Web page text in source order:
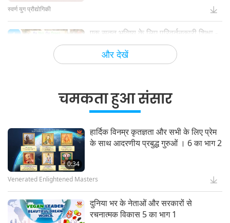
और देखें
स्वर्ण युग प्रौद्योगिकी
4
एक सतत भविष्य के लिए परिवर्तनकारी शिक्षा -
वीगन स्कूल भोजन विकल्प, 2 का भाग 1
Holy Songs - Blessings of Ireland
दुनिया भर में सांस्कृतिक चिन्ह
चमकता हुआ संसार
0:34
हार्दिक विनम्र कृतज्ञता और सभी के लिए प्रेम
के साथ आदरणीय प्रबुद्ध गुरुओं । 6 का भाग 2
Venerated Enlightened Masters
दुनिया भर के नेताओं और सरकारों से
रचनात्मक विकास 5 का भाग 1